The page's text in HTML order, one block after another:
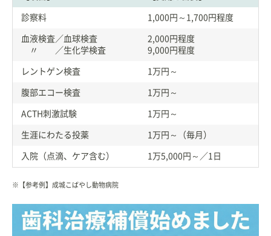
診察料 1,000円～1,700円程度
血液検査／血球検査
〃 ／生化学検査
2,000円程度
9,000円程度
レントゲン検査 1万円～
腹部エコー検査 1万円～
ACTH刺激試験 1万円～
生涯にわたる投薬 1万円～（毎月）
入院（点滴、ケア含む） 1万5,000円～／1日
※【参考例】成城こばやし動物病院